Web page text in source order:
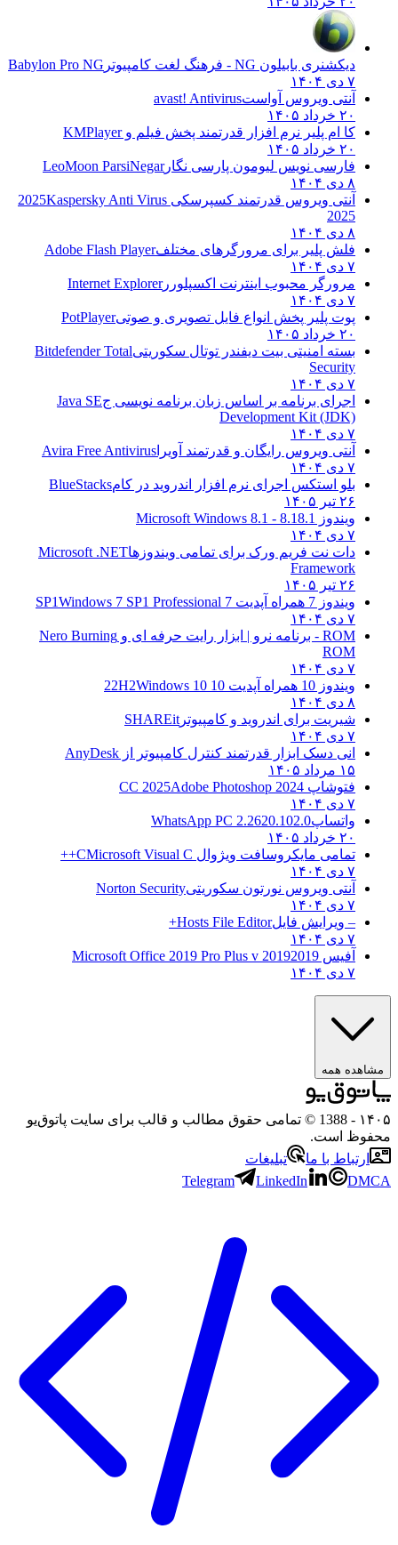
دیکشنری بابیلون NG - فرهنگ لغت کامپیوتر
Babylon Pro NG
۷ دی ۱۴۰۴
آنتی ویروس آواستavast! Antivirus
۲۰ خرداد ۱۴۰۵
کا ام پلیر نرم افزار قدرتمند پخش فیلم وKMPlayer
۲۰ خرداد ۱۴۰۵
فارسی نویس لیومون پارسی نگارLeoMoon ParsiNegar
۸ دی ۱۴۰۴
آنتی ویروس قدرتمند کسپرسکی 2025 Kaspersky Anti Virus
2025
۸ دی ۱۴۰۴
فلش پلیر برای مرورگرهای مختلفAdobe Flash Player
۷ دی ۱۴۰۴
مرورگر محبوب اینترنت اکسپلوررInternet Explorer
۷ دی ۱۴۰۴
پوت پلیر پخش انواع فایل تصویری و صوتیPotPlayer
۲۰ خرداد ۱۴۰۵
بسته امنیتی بیت دیفندر توتال سکوریتیBitdefender Total
Security
۷ دی ۱۴۰۴
اجرای برنامه بر اساس زبان برنامه نویسی جJava SE
Development Kit (JDK)
۷ دی ۱۴۰۴
آنتی ویروس رایگان و قدرتمند آویرا Avira Free Antivirus
۷ دی ۱۴۰۴
بلو استکس اجرای نرم افزار اندروید در کامBlueStacks
۲۶ تیر ۱۴۰۵
ویندوز 8.1
8.1 - Microsoft Windows 8.1
۷ دی ۱۴۰۴
دات نت فریم ورک برای تمامی ویندوزهاMicrosoft .NET
Framework
۲۶ تیر ۱۴۰۵
ویندوز 7 همراه آپدیت 7 SP1
Windows 7 SP1 Professional
۷ دی ۱۴۰۴
ROM - برنامه نرو | ابزار رایت حرفه ای و
Nero Burning
ROM
۷ دی ۱۴۰۴
ویندوز 10 همراه آپدیت 10 22H2
Windows 10
۸ دی ۱۴۰۴
شیریت برای اندروید و کامپیوتر SHAREit
۷ دی ۱۴۰۴
انی دسک ابزار قدرتمند کنترل کامپیوتر از AnyDesk
۱۵ مرداد ۱۴۰۵
فتوشاپ CC 2025 Adobe Photoshop 2024
۷ دی ۱۴۰۴
واتساپWhatsApp PC 2.2620.102.0
۲۰ خرداد ۱۴۰۵
تمامی مایکروسافت ویژوال C Microsoft Visual C++
۷ دی ۱۴۰۴
آنتی ویروس نورتون سکوریتیNorton Security
۷ دی ۱۴۰۴
– ویرایش فایلHosts File Editor+
۷ دی ۱۴۰۴
آفیس 2019 2019 Microsoft Office 2019 Pro Plus v
۷ دی ۱۴۰۴
مشاهده همه
۱۴۰۵
- 1388 © تمامی حقوق مطالب و قالب برای سایت پاتوق‌یو
محفوظ است.
ارتباط با ما
تبلیغات
Telegram
LinkedIn DMCA